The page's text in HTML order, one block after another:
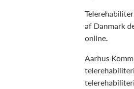
af Danmark
online.
Aarhus